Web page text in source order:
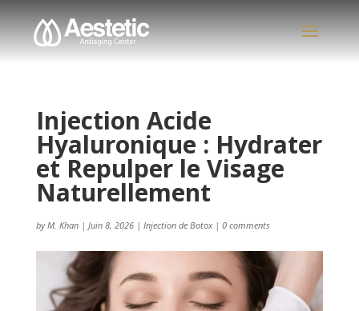
Injection Acide
Hyaluronique : Hydrater
et Repulper le Visage
Naturellement
byM. Khan| Juin 8, 2026| Injection de Botox| 0 comments